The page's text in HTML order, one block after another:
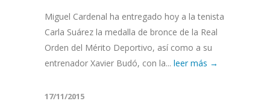
Miguel Cardenal ha entregado hoy a la tenista
Carla Suárez la medalla de bronce de la Real
Orden del Mérito Deportivo, así como a su
entrenador Xavier Budó, con la... leer más →
17/11/2015